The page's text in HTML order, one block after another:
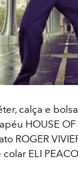
calça e
HOUSE
ROGER
colar ELI